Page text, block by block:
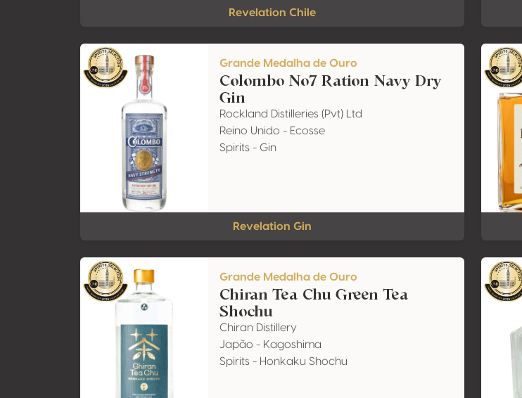
Revelation Chile
Grande Medalha de Ouro
Colombo No7 Ration Navy Dry
Gin
Rockland Distilleries (Pvt) Ltd
Reino Unido - Ecosse
Spirits - Gin
Revelation Gin
Grande Medalha de Ouro
Chiran Tea Chu Green Tea
Shochu
Chiran Distillery
Japão - Kagoshima
Spirits - Honkaku Shochu